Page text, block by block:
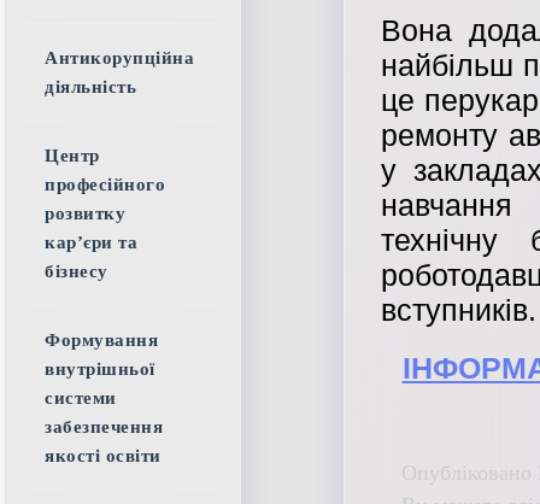
Вона
найбільш
це
ремонту
у
технічну
вступників.
Антикорупційна
діяльність
Центр
професійного
розвитку
кар’єри та
бізнесу
Формування
внутрішньої
системи
забезпечення
якості освіти